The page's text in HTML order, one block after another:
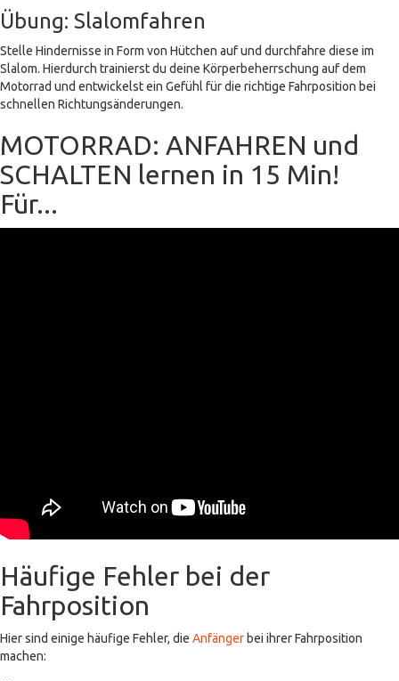
Übung: Slalomfahren
Stelle Hindernisse in Form von Hütchen auf und durchfahre diese im
Slalom. Hierdurch trainierst du deine Körperbeherrschung auf dem
Motorrad und entwickelst ein Gefühl für die richtige Fahrposition bei
schnellen Richtungsänderungen.
MOTORRAD: ANFAHREN und
SCHALTEN lernen in 15 Min!
Für...
Häufige Fehler bei der
Fahrposition
Hier sind einige häufige Fehler, die Anfänger bei ihrer Fahrposition
machen: